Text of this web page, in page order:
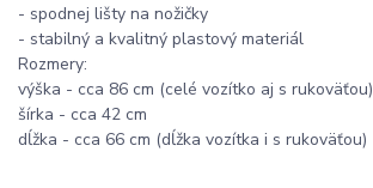
- spodnej lišty na nožičky
- stabilný a kvalitný plastový materiál
Rozmery:
výška - cca 86 cm (celé vozítko aj s rukoväťou)
šírka - cca 42 cm
dĺžka - cca 66 cm (dĺžka vozítka i s rukoväťou)